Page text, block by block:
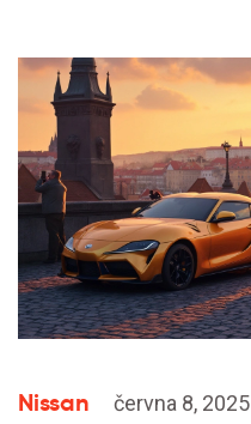
Nissan června 8, 2025